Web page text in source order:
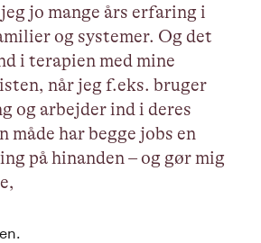
jo mange års erfaring i
og systemer. Og det
i terapien med mine
når jeg f.eks. bruger
og arbejder ind i deres
måde har begge jobs en
på hinanden – og gør mig